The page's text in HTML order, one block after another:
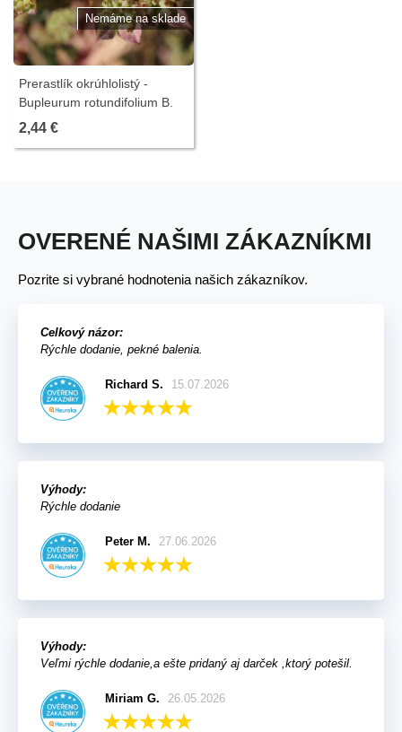
Nemáme na sklade
Prerastlík okrúhlolistý -
Bupleurum rotundifolium B.
griffithii - predaj semien - 60
2,44 €
OVERENÉ NAŠIMI ZÁKAZNÍKMI
Pozrite si vybrané hodnotenia našich zákazníkov.
Celkový názor:
Rýchle dodanie, pekné balenia.
Richard S. 15.07.2026
Výhody:
Rýchle dodanie
Peter M. 27.06.2026
Výhody:
Veľmi rýchle dodanie,a ešte pridaný aj darček ,ktorý potešil.
Miriam G. 26.05.2026